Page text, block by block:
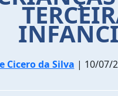
Cicero da Silva | 10/07/